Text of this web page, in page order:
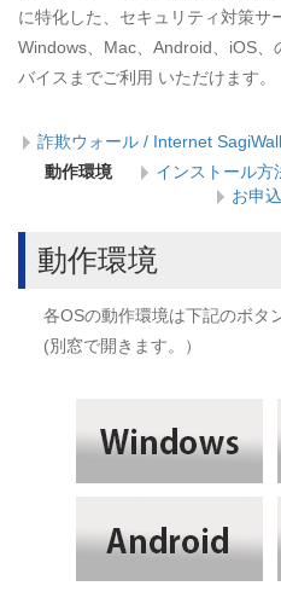
に特化した、セキュリティ対策サ
Windows、Mac、Android、iOS
バイスまでご利用 いただけます。
詐欺ウォール / Internet
動作環境
インストール方
お申
動作環境
各OSの動作環境は下記のボタ
(別窓で開きます。）